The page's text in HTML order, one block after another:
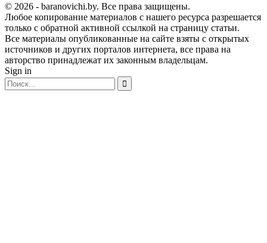
© 2026 - baranovichi.by. Все права защищены.
Любое копирование материалов с нашего ресурса разрешается
только с обратной активной ссылкой на страницу статьи.
Все материалы опубликованные на сайте взяты с открытых
источников и других порталов интернета, все права на
авторство принадлежат их законным владельцам.
Sign in